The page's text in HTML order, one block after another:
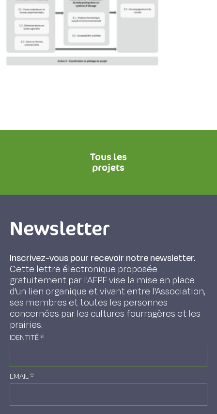
Tous les
projets
Newsletter
Inscrivez-vous pour recevoir notre newsletter.
Cette lettre électronique proposée
gratuitement par l'AFPF vise la mise en place
d'un lien organique et vivant entre l'Association,
ses membres et toutes les personnes
concernées par les cultures fourragères et les
prairies.
IDENTITÉ*
EMAIL*